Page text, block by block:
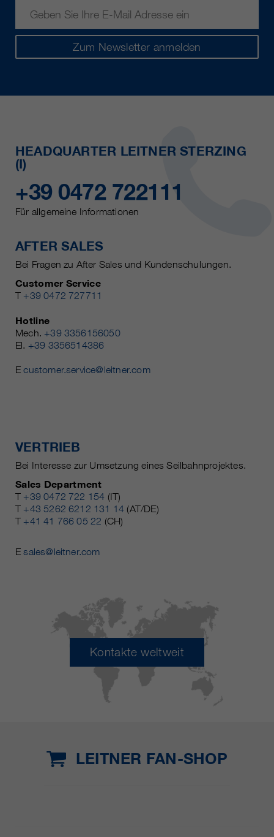
Zum Newsletter anmelden
HEADQUARTER LEITNER STERZING
(I)
+39 0472 722111
Für allgemeine Informationen
AFTER SALES
Bei Fragen zu After Sales und Kundenschulungen.
Customer Service
T +39 0472 727711
Hotline
Mech. +39 3356156050
El. +39 3356514386
Ecustomer.service@leitner.com
VERTRIEB
Bei Interesse zur Umsetzung eines Seilbahnprojektes.
Sales Department
T +39 0472 722 154 (IT)
T +43 5262 6212 131 14 (AT/DE)
T +41 41 766 05 22 (CH)
Esales@leitner.com
Kontakte weltweit
LEITNER FAN-SHOP